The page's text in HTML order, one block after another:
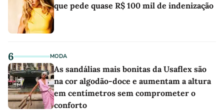
que pede quase R$ 100 mil de indenização
6 MODA
As sandálias mais bonitas da Usaflex são
na cor algodão-doce e aumentam a altura
em centímetros sem comprometer o
conforto